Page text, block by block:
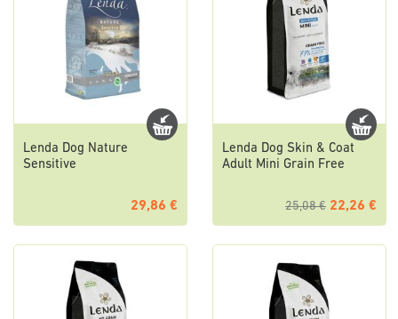
Lenda Dog Nature
Sensitive
29,86 €
Lenda Dog Skin & Coat
Adult Mini Grain Free
25,08 € 22,26 €